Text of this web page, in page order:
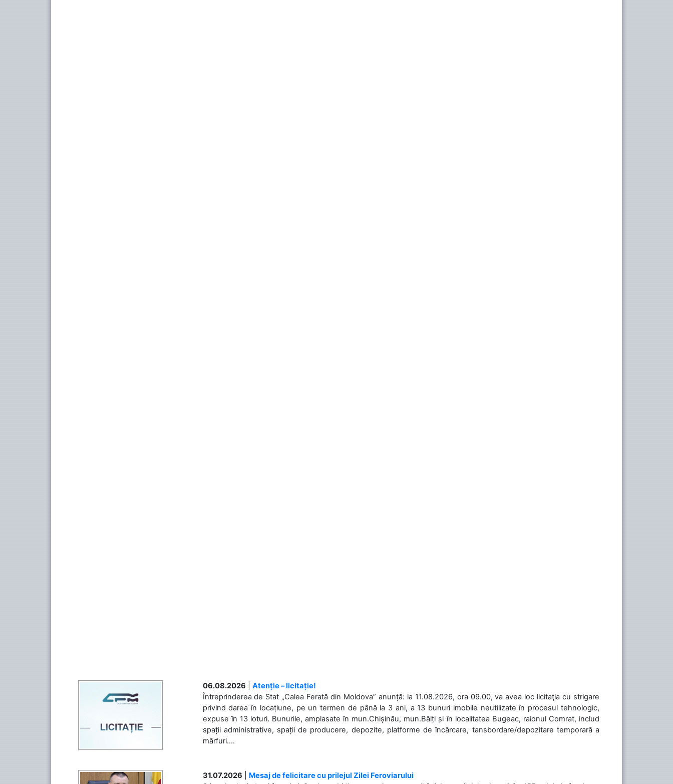
06.08.2026
Atenție – licitație!
Întreprinderea de Stat „Calea Ferată din Moldova” anunță: la 11.08.2026, ora 09.00, va avea loc licitaţia cu strigare
privind darea în locațiune, pe un termen de până la 3 ani, a 13 bunuri imobile neutilizate în procesul tehnologic,
expuse în 13 loturi. Bunurile, amplasate în mun.Chișinău, mun.Bălți și în localitatea Bugeac, raionul Comrat, includ
spații administrative, spații de producere, depozite, platforme de încărcare, tansbordare/depozitare temporară a
mărfuri....
31.07.2026
Mesaj de felicitare cu prilejul Zilei Feroviarului